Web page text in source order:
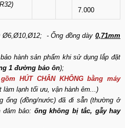
7.000
Ø6,Ø10,Ø12; - Ống đồng dày0,71mm
hành sản phẩm khi sử dụng lắp đặt
1 đường bảo ôn);
HÚT CHÂN KHÔNG bằng máy
làm lạnh tối ưu, vận hành êm...)
ống (đồng/nước) đã đi sẵn (thường ở
bảo: ống không bị tắc, gẫy hay